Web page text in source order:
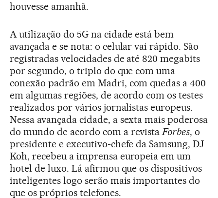
houvesse amanhã.
A utilização do 5G na cidade está bem
avançada e se nota: o celular vai rápido. São
registradas velocidades de até 820 megabits
por segundo, o triplo do que com uma
conexão padrão em Madri, com quedas a 400
em algumas regiões, de acordo com os testes
realizados por vários jornalistas europeus.
Nessa avançada cidade, a sexta mais poderosa
do mundo de acordo com a revista Forbes, o
presidente e executivo-chefe da Samsung, DJ
Koh, recebeu a imprensa europeia em um
hotel de luxo. Lá afirmou que os dispositivos
inteligentes logo serão mais importantes do
que os próprios telefones.